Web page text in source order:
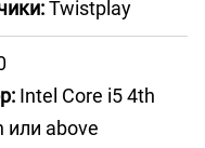
Twistplay
Intel Core i5 4th
или above